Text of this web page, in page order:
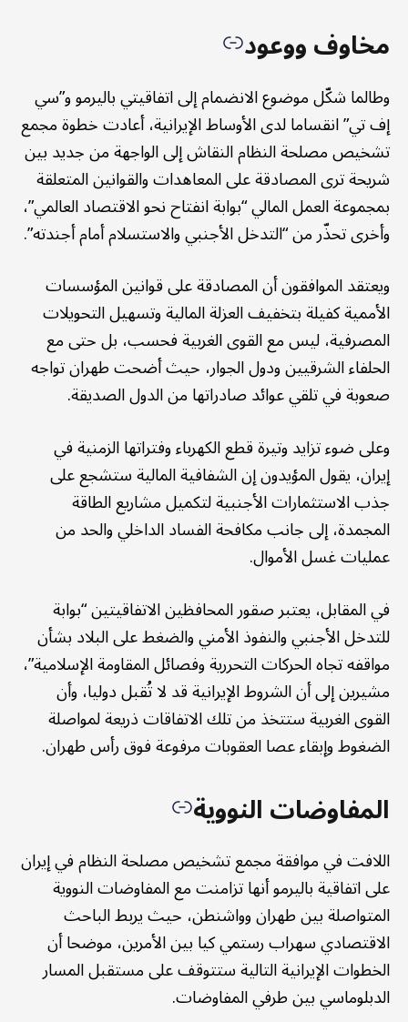
مخاوف ووعود
وطالما شكّل موضوع الانضمام إلى اتفاقيتي باليرمو و”سي
إف تي” انقساما لدى الأوساط الإيرانية، أعادت خطوة مجمع
تشخيص مصلحة النظام النقاش إلى الواجهة من جديد بين
شريحة ترى المصادقة على المعاهدات والقوانين المتعلقة
بمجموعة العمل المالي “بوابة انفتاح نحو الاقتصاد العالمي”،
وأخرى تحذّر من “التدخل الأجنبي والاستسلام أمام أجندته”.
ويعتقد الموافقون أن المصادقة على قوانين المؤسسات
الأممية كفيلة بتخفيف العزلة المالية وتسهيل التحويلات
المصرفية، ليس مع القوى الغربية فحسب، بل حتى مع
الحلفاء الشرقيين ودول الجوار، حيث أضحت طهران تواجه
صعوبة في تلقي عوائد صادراتها من الدول الصديقة.
وعلى ضوء تزايد وتيرة قطع الكهرباء وفتراتها الزمنية في
إيران، يقول المؤيدون إن الشفافية المالية ستشجع على
جذب الاستثمارات الأجنبية لتكميل مشاريع الطاقة
المجمدة، إلى جانب مكافحة الفساد الداخلي والحد من
عمليات غسل الأموال.
في المقابل، يعتبر صقور المحافظين الاتفاقيتين “بوابة
للتدخل الأجنبي والنفوذ الأمني والضغط على البلاد بشأن
مواقفه تجاه الحركات التحررية وفصائل المقاومة الإسلامية”،
مشيرين إلى أن الشروط الإيرانية قد لا تُقبل دوليا، وأن
القوى الغربية ستتخذ من تلك الاتفاقات ذريعة لمواصلة
الضغوط وإبقاء عصا العقوبات مرفوعة فوق رأس طهران.
المفاوضات النووية
اللافت في موافقة مجمع تشخيص مصلحة النظام في إيران
على اتفاقية باليرمو أنها تزامنت مع المفاوضات النووية
المتواصلة بين طهران وواشنطن، حيث يربط الباحث
الاقتصادي سهراب رستمي كيا بين الأمرين، موضحا أن
الخطوات الإيرانية التالية ستتوقف على مستقبل المسار
الدبلوماسي بين طرفي المفاوضات.